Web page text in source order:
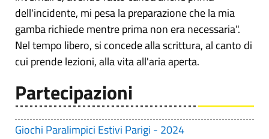
dell'incidente, mi pesa la preparazione che la mia
gamba richiede mentre prima non era necessaria".
Nel tempo libero, si concede alla scrittura, al canto di
cui prende lezioni, alla vita all'aria aperta.
Partecipazioni
Giochi Paralimpici Estivi Parigi - 2024